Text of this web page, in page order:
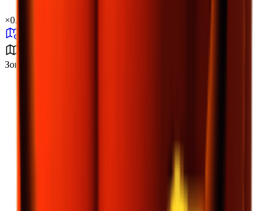
×0.21
Зона бури B2